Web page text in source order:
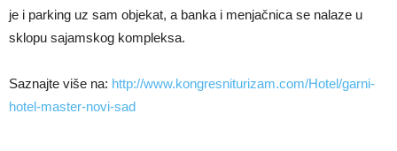
je i parking uz sam objekat, a banka i menjačnica se nalaze u
sklopu sajamskog kompleksa.
Saznajte više na: http://www.kongresniturizam.com/Hotel/garni-
hotel-master-novi-sad